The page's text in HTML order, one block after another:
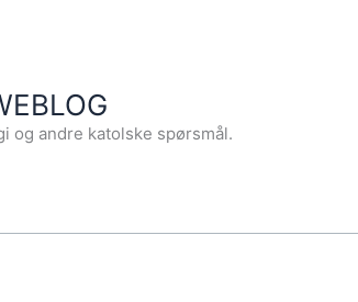
og andre katolske spørsmål.